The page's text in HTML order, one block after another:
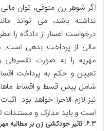
اگر شوهر زن متوفی، توان
نداشته باشد، می تواند
درخواست اعسار از دادگاه را
مالی از پرداخت بدهی است.
مهریه را به صورت تقسیطی
تعیین و حکم به پرداخت
شامل پیش قسط و اقساط
نیز لازم الاجرا خواهد بود.
است و باید مدارک و مستندات
۶.۳. تاثیر خودکشی زن بر مطالبه مهریه